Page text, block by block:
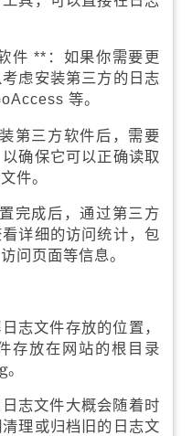
件 **：如果你需要更
虑安装第三方的日志
等。
第三方软件后，需要
确保它可以正确读取
件。
完成后，通过第三方
详细的访问统计，包
问页面等信息。
志文件存放的位置，
存放在网站的根目录
。
志文件大概会随着时
理或归档旧的日志文